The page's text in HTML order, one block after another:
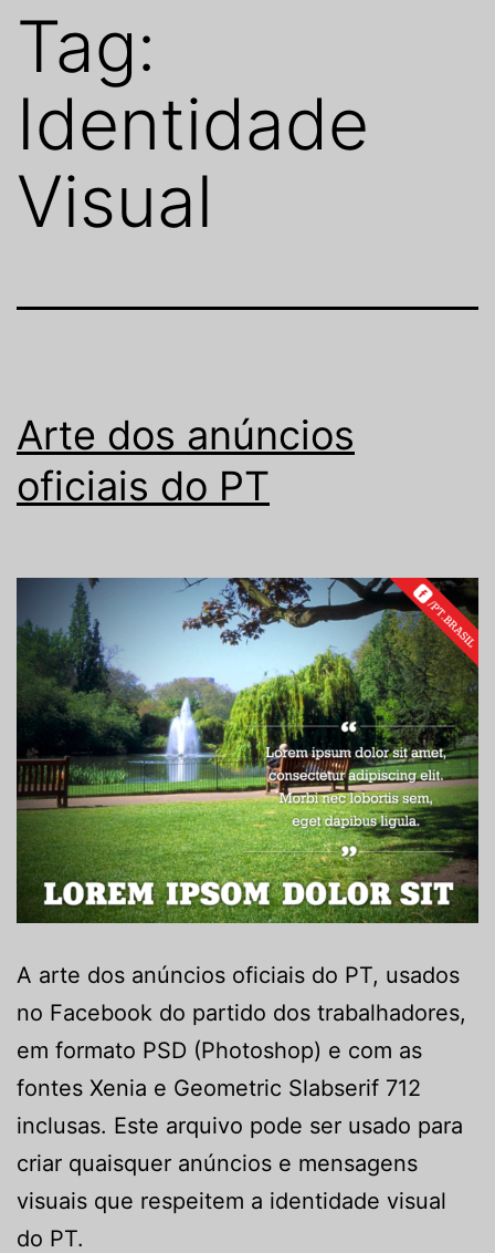
Tag:
Identidade
Visual
Arte dos anúncios
oficiais do PT
A arte dos anúncios oficiais do PT, usados
no Facebook do partido dos trabalhadores,
em formato PSD (Photoshop) e com as
fontes Xenia e Geometric Slabserif 712
inclusas. Este arquivo pode ser usado para
criar quaisquer anúncios e mensagens
visuais que respeitem a identidade visual
do PT.